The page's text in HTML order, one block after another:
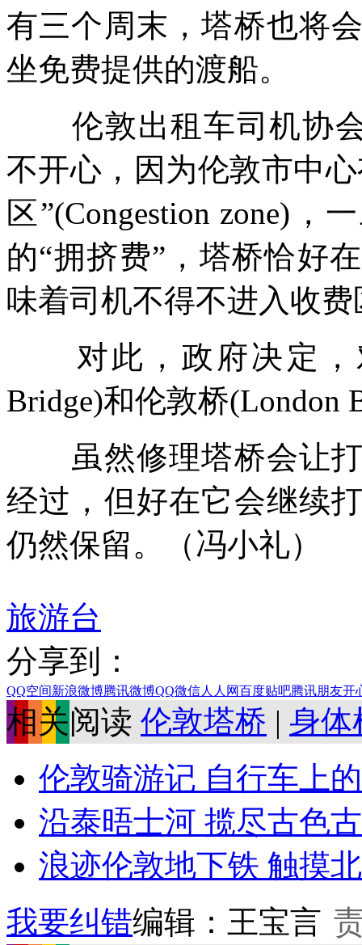
有三个周末，塔桥也将
坐免费提供的渡船。
伦敦出租车司机协会
不开心，因为伦敦市中
区”(Congestion zone)，
的“拥挤费”，塔桥恰好
味着司机不得不进入收费
对此，政府决定，
Bridge)和伦敦桥(London
虽然修理塔桥会让打
经过，但好在它会继续
仍然保留。（冯小礼）
旅游台
分享到：
QQ空间新浪微博腾讯微博QQ微信人人网百度贴吧腾讯朋友开
相关阅读 伦敦塔桥 | 身体
伦敦骑游记 自行车上
沿泰晤士河 揽尽古色
浪迹伦敦地下铁 触摸
我要纠错编辑：王宝言